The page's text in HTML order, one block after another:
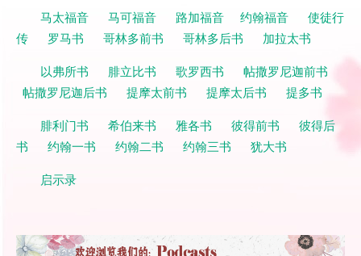
马太福音 马可福音 路加福音 约翰福音
使徒行
传
罗马书 哥林多前书 哥林多后书
加拉太书
以弗所书
腓立比书 歌罗西书
帖撒罗尼迦前书
帖撒罗尼迦后书
提摩太前书 提摩太后书
提多书
腓利门书
希伯来书 雅各书 彼得前书
彼得后
书
约翰一书 约翰二书 约翰三书
犹大书
启示录